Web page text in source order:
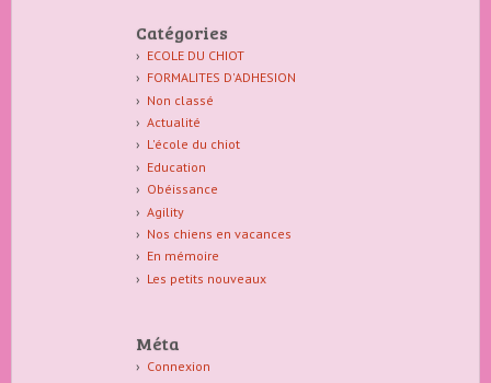
Catégories
ECOLE DU CHIOT
FORMALITES D'ADHESION
Non classé
Actualité
L'école du chiot
Education
Obéissance
Agility
Nos chiens en vacances
En mémoire
Les petits nouveaux
Méta
Connexion